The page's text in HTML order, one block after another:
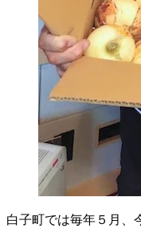
白子町では毎年５月、